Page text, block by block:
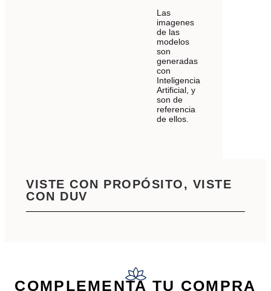
Las
imagenes
de las
modelos
son
generadas
con
Inteligencia
Artificial, y
son de
referencia
de ellos.
VISTE CON PROPÓSITO, VISTE
CON DUV
COMPLEMENTA TU COMPRA